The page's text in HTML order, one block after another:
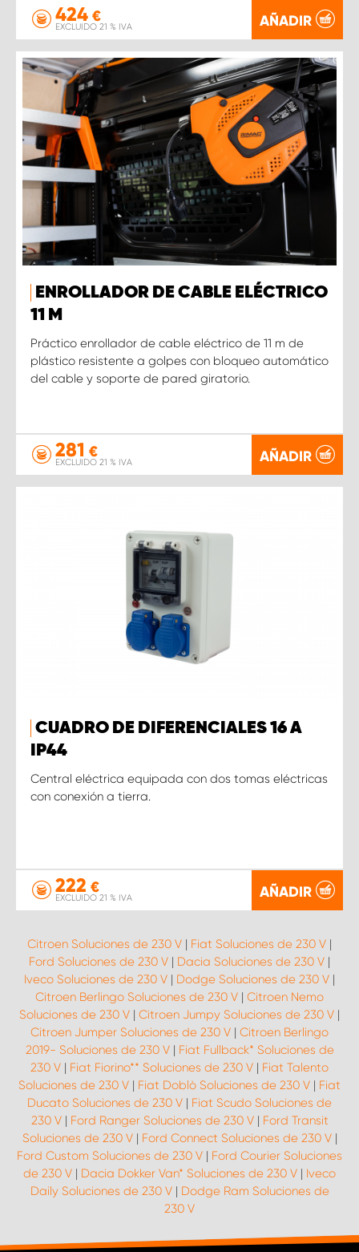
424 €
EXCLUIDO 21 % IVA AÑADIR
ENROLLADOR DE CABLE ELÉCTRICO
11 M
Práctico enrollador de cable eléctrico de 11 m de
plástico resistente a golpes con bloqueo automático
del cable y soporte de pared giratorio.
281 €
EXCLUIDO 21 % IVA AÑADIR
CUADRO DE DIFERENCIALES 16 A
IP44
Central eléctrica equipada con dos tomas eléctricas
con conexión a tierra.
222 €
EXCLUIDO 21 % IVA AÑADIR
Citroen Soluciones de 230 V | Fiat Soluciones de 230 V |
Ford Soluciones de 230 V | Dacia Soluciones de 230 V |
Iveco Soluciones de 230 V | Dodge Soluciones de 230 V |
Citroen Berlingo Soluciones de 230 V | Citroen Nemo
Soluciones de 230 V | Citroen Jumpy Soluciones de 230 V |
Citroen Jumper Soluciones de 230 V | Citroen Berlingo
2019- Soluciones de 230 V| Fiat Fullback* Soluciones de
230 V | Fiat Fiorino** Soluciones de 230 V | Fiat Talento
Soluciones de 230 V | Fiat Doblò Soluciones de 230 V | Fiat
Ducato Soluciones de 230 V | Fiat Scudo Soluciones de
230 V| Ford Ranger Soluciones de 230 V| Ford Transit
Soluciones de 230 V| Ford Connect Soluciones de 230 V|
Ford Custom Soluciones de 230 V | Ford Courier Soluciones
de 230 V | Dacia Dokker Van* Soluciones de 230 V | Iveco
Daily Soluciones de 230 V| Dodge Ram Soluciones de
230 V